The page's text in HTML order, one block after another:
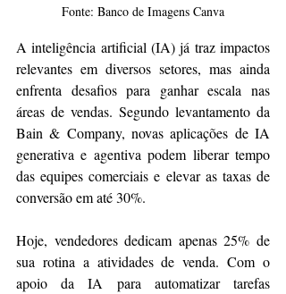
Fonte: Banco de Imagens Canva
A inteligência artificial (IA) já traz impactos
relevantes em diversos setores, mas ainda
enfrenta desafios para ganhar escala nas
áreas de vendas. Segundo levantamento da
Bain & Company, novas aplicações de IA
generativa e agentiva podem liberar tempo
das equipes comerciais e elevar as taxas de
conversão em até 30%.
Hoje, vendedores dedicam apenas 25% de
sua rotina a atividades de venda. Com o
apoio da IA para automatizar tarefas